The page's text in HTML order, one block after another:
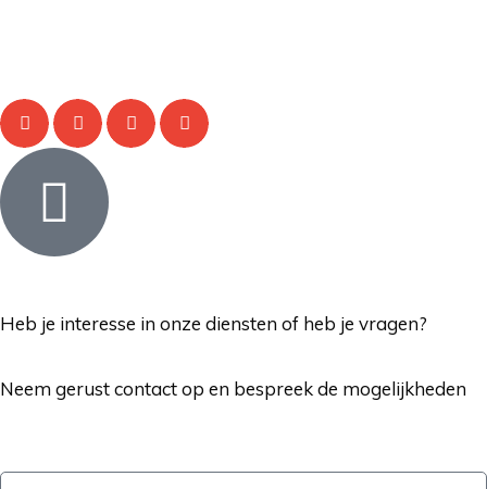
Heb je interesse in onze diensten of heb je vragen?
Neem gerust contact op en bespreek de mogelijkheden